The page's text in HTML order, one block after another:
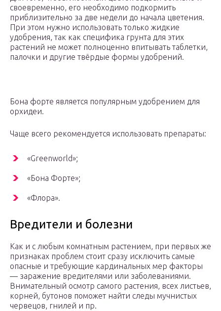
своевременно, его необходимо подкормить
приблизительно за две недели до начала цветения.
При этом нужно использовать только жидкие
удобрения, так как специфика грунта для этих
растений не может полноценно впитывать таблетки,
палочки и другие твёрдые формы удобрений.
Бона форте является популярным удобрением для
орхидеи.
Чаще всего рекомендуется использовать препараты:
«Greenworld»;
«Бона Форте»;
«Флора».
Вредители и болезни
Как и с любым комнатным растением, при первых же
признаках проблем стоит сразу исключить самые
опасные и требующие кардинальных мер факторы
— заражение вредителями или заболеваниями.
Внимательный осмотр самого растения, всех листьев,
корней, бутонов поможет найти следы мучнистых
червецов, гнилей и пр.